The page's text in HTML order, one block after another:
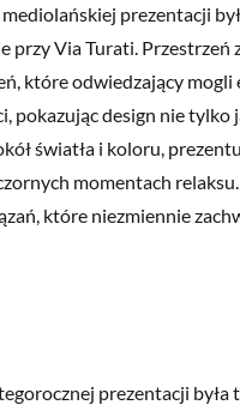
prezentacji
Via Turati. Przestrzeń
które odwiedzający
pokazując design nie
światła i koloru,
momentach
które niezmiennie
prezentacji